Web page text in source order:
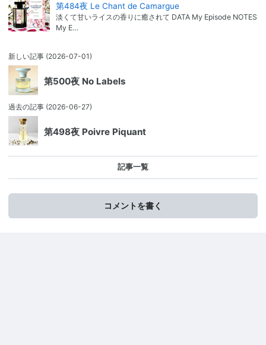
第484夜 Le Chant de Camargue
淡くて甘いライスの香りに癒されて DATA My Episode NOTES
My E…
新しい記事 (2026-07-01)
第500夜 No Labels
過去の記事 (2026-06-27)
第498夜 Poivre Piquant
記事一覧
コメントを書く